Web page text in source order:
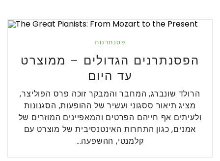
פסנתרנות
הפסנתרנים הגדולים – ממוצרט
עד היום
הרולד שונברג, המחבר והמבקר זוכה פרס הפוליצר,
מציג תיאור ססגוני ועשיר של ההופעות, הסגנונות
ולעיתים אף חייהם הפרטים והמאפיינים המוזרים של
אמנים, כגון התחרות האינטנסיבית של מוצרט עם
קלמנטי, ההשפעה…